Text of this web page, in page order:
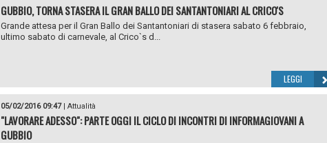
GUBBIO, TORNA STASERA IL GRAN BALLO DEI SANTANTONIARI AL CRICO'S
Grande attesa per il Gran Ballo dei Santantoniari di stasera sabato 6 febbraio,
ultimo sabato di carnevale, al Crico`s d...
LEGGI
05/02/2016 09:47| Attualità
"LAVORARE ADESSO": PARTE OGGI IL CICLO DI INCONTRI DI INFORMAGIOVANI A
GUBBIO